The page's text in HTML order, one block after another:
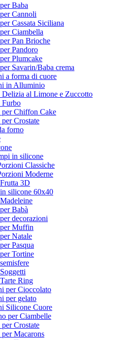
Baba
Cannoli
Cassata Siciliana
Ciambella
Pan Brioche
Pandoro
Plumcake
Savarin/Baba crema
a forma di cuore
in Alluminio
Delizia al Limone e Zuccotto
Furbo
per Chiffon Cake
per Crostate
forno
in silicone
Classiche
Moderne
3D
silicone 60x40
Babà
decorazioni
Muffin
Natale
Pasqua
Tortine
Ring
per Cioccolato
per gelato
Silicone Cuore
per Ciambelle
per Crostate
per Macarons